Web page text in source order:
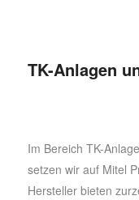
TK-Anlagen
Im Bereich TK-
setzen wir auf Mitel
Hersteller bieten